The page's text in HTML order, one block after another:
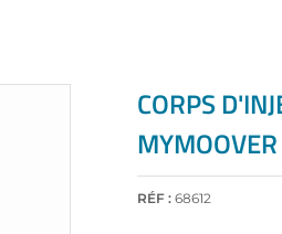
CORPS
RÉF : 68612